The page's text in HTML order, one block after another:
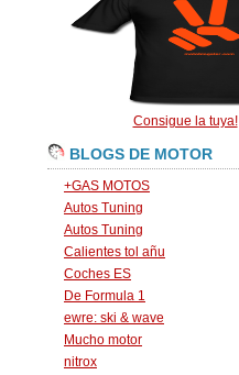
Consigue la tuya!
BLOGS DE MOTOR
+GAS MOTOS
Autos Tuning
Autos Tuning
Calientes tol añu
Coches ES
De Formula 1
ewre: ski & wave
Mucho motor
nitrox